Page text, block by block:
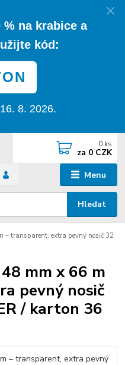
% na krabice a
kód:
8. 2026.
Menu
Hledat
0 ks
za 0 CZK
transparent, extra pevný nosič 32
mm x 66 m
pevný nosič
/ karton 36